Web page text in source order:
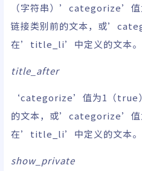
（字符串）’categorize’
链接类别前的文本，或
在’title_li’中定义的文本。
title_after
‘categorize’值为1（true
的文本，或’categorize’值
在’title_li’中定义的文本。
show_private